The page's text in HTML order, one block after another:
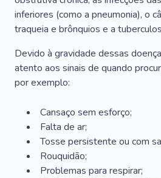
inferiores (como a pneumonia), o
traqueia e brônquios e a
Devido à gravidade dessas
atento aos sinais de quando
por exemplo:
Cansaço sem esforço;
Falta de ar;
Tosse persistente ou com
Rouquidão;
Problemas para respirar;